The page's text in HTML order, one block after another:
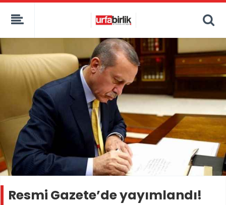
Resmi Gazete’de yayımlandı!